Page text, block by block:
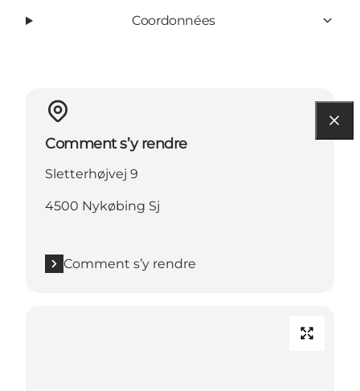
Coordonnées
Comment s’y rendre
Sletterhøjvej 9
4500 Nykøbing Sj
Comment s’y rendre